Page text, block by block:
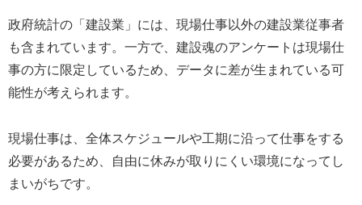
政府統計の「建設業」には、現場仕事以外の建設業従事者
も含まれています。一方で、建設魂のアンケートは現場仕
事の方に限定しているため、データに差が生まれている可
能性が考えられます。
現場仕事は、全体スケジュールや工期に沿って仕事をする
必要があるため、自由に休みが取りにくい環境になってし
まいがちです。